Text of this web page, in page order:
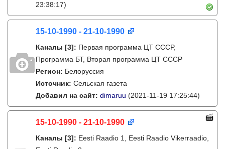
23:38:17)
15-10-1990 - 21-10-1990
Каналы [3]: Первая программа ЦТ СССР,
Программа БТ, Вторая программа ЦТ СССР
Регион: Белоруссия
Источник: Сельская газета
Добавил на сайт: dimaruu (2021-11-19 17:25:44)
15-10-1990 - 21-10-1990
Каналы [3]: Eesti Raadio 1, Eesti Raadio Vikerraadio,